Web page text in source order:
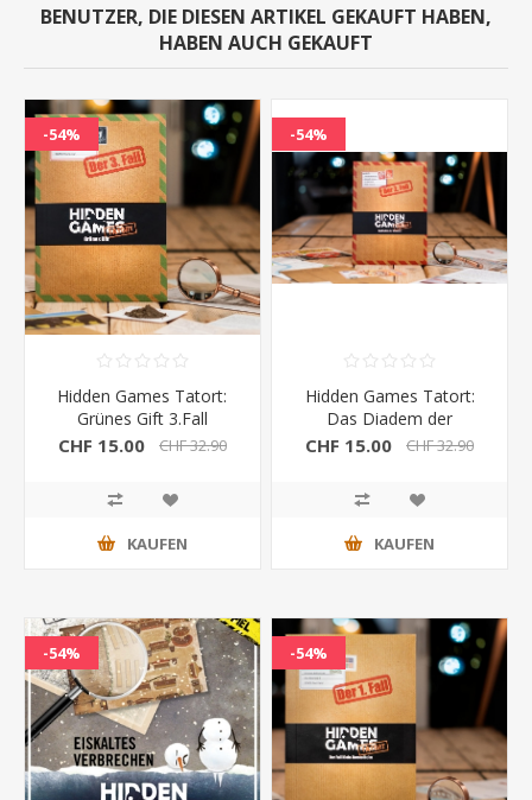
BENUTZER, DIE DIESEN ARTIKEL GEKAUFT HABEN,
HABEN AUCH GEKAUFT
-54%
Hidden Games Tatort:
Grünes Gift 3.Fall
CHF 15.00 CHF 32.90
KAUFEN
-54%
Hidden Games Tatort:
Das Diadem der
Madonna 2.Fall
CHF 15.00 CHF 32.90
KAUFEN
-54% -54%